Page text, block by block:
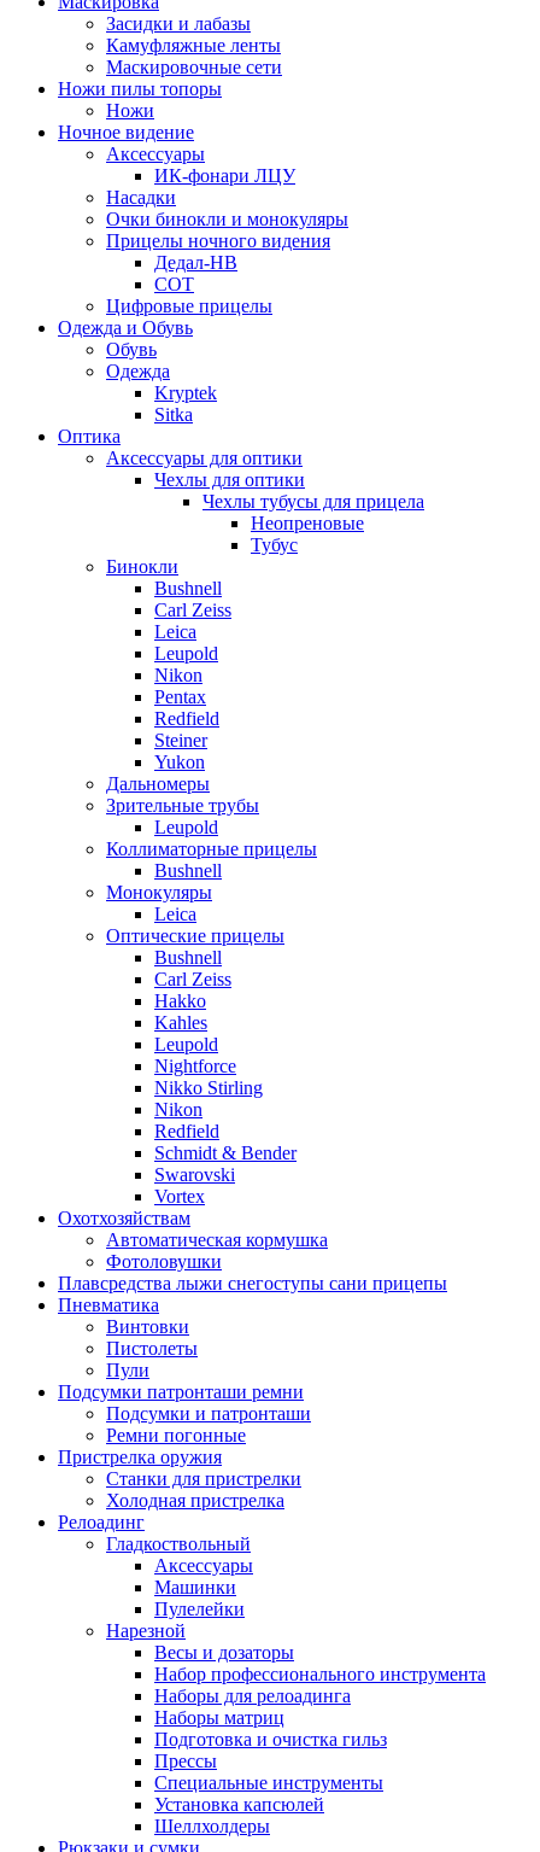
Засидки и лабазы
Камуфляжные ленты
Маскировочные сети
Ножи пилы топоры
Ножи
Ночное видение
Аксессуары
ИК-фонари ЛЦУ
Насадки
Очки бинокли и монокуляры
Прицелы ночного видения
Дедал-НВ
СОТ
Цифровые прицелы
Одежда и Обувь
Обувь
Одежда
Kryptek
Sitka
Оптика
Аксессуары для оптики
Чехлы для оптики
Чехлы тубусы для прицела
Неопреновые
Тубус
Бинокли
Bushnell
Carl Zeiss
Leica
Leupold
Nikon
Pentax
Redfield
Steiner
Yukon
Дальномеры
Зрительные трубы
Leupold
Коллиматорные прицелы
Bushnell
Монокуляры
Leica
Оптические прицелы
Bushnell
Carl Zeiss
Hakko
Kahles
Leupold
Nightforce
Nikko Stirling
Nikon
Redfield
Schmidt & Bender
Swarovski
Vortex
Охотхозяйствам
Автоматическая кормушка
Фотоловушки
Плавсредства лыжи снегоступы сани прицепы
Пневматика
Винтовки
Пистолеты
Пули
Подсумки патронташи ремни
Подсумки и патронташи
Ремни погонные
Пристрелка оружия
Станки для пристрелки
Холодная пристрелка
Релоадинг
Гладкоствольный
Аксессуары
Машинки
Пулелейки
Нарезной
Весы и дозаторы
Набор профессионального инструмента
Наборы для релоадинга
Наборы матриц
Подготовка и очистка гильз
Прессы
Специальные инструменты
Установка капсюлей
Шеллхолдеры
Рюкзаки и сумки